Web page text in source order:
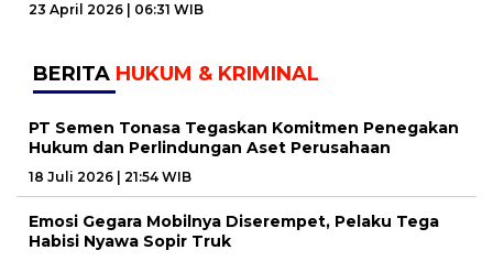
23 April 2026 | 06:31 WIB
BERITA HUKUM & KRIMINAL
PT Semen Tonasa Tegaskan Komitmen Penegakan
Hukum dan Perlindungan Aset Perusahaan
18 Juli 2026 | 21:54 WIB
Emosi Gegara Mobilnya Diserempet, Pelaku Tega
Habisi Nyawa Sopir Truk